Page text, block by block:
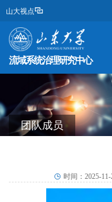
山大视点
流域系统治理研究中心
团队成员
时间：2025-11-